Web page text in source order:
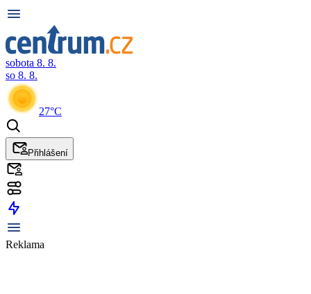
sobota 8. 8.
so 8. 8.
27°C
Přihlášení
Reklama